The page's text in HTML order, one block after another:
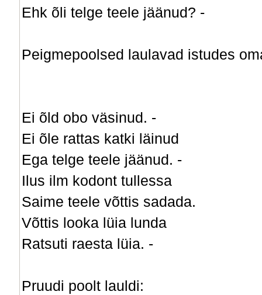
Ehk õli telge teele jäänud? -
Peigmepoolsed laulavad istudes
Ei õld obo väsinud. -
Ei õle rattas katki läinud
Ega telge teele jäänud. -
Ilus ilm kodont tullessa
Saime teele võttis sadada.
Võttis looka lüia lunda
Ratsuti raesta lüia. -
Pruudi poolt lauldi: